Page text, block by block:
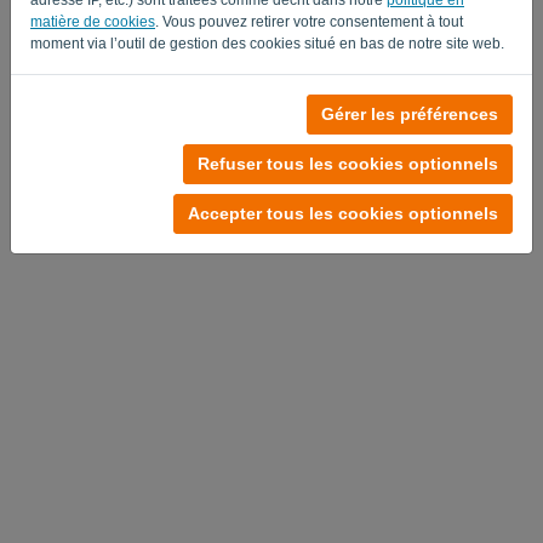
matière de cookies . Vous pouvez retirer votre consentement à tout
moment via l’outil de gestion des cookies situé en bas de notre site web.
Gérer les préférences
Refuser tous les cookies optionnels
Accepter tous les cookies optionnels
Faites un essai gratuit dès maintenant.
Politique de confidentialité-Conditions générales